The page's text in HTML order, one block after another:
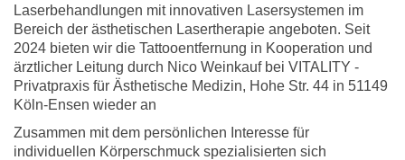
Laserbehandlungen mit innovativen Lasersystemen im
Bereich der ästhetischen Lasertherapie angeboten. Seit
2024 bieten wir die Tattooentfernung in Kooperation und
ärztlicher Leitung durch Nico Weinkauf bei VITALITY -
Privatpraxis für Ästhetische Medizin, Hohe Str. 44 in 51149
Köln-Ensen wieder an
Zusammen mit dem persönlichen Interesse für
individuellen Körperschmuck spezialisierten sich